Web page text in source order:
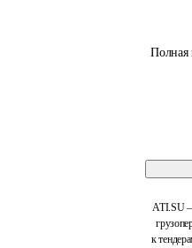
Полная
ATI.SU
к